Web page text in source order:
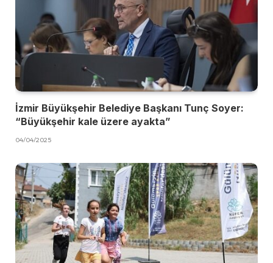
İzmir Büyükşehir Belediye Başkanı Tunç Soyer:
“Büyükşehir kale üzere ayakta”
04/04/2025